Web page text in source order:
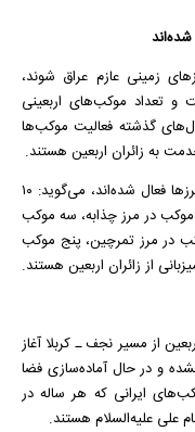
زمینی عازم عراق شوند،
و تعداد موکب‌های اربعینی
گذشته فعالیت موکب‌ها
به زائران اربعین هستند.
نامجو با بیان اینکه حدود ۱۳۰ موکب تاکنون در مرزها فعال شده‌اند، می‌گوید: ۱۰
موکب در مرز مهران، ۵۰ موکب در مرز شلمچه، ۴۰ موکب در مرز چذابه، سه موکب
پنج موکب در مرز تمرچین، پنج موکب
از زائران اربعین هستند.
از مسیر نجف ـ کربلا آغاز
و در حال آماده‌سازی فضا
ایرانی که هر ساله در
علی علیه‌السلام هستند.